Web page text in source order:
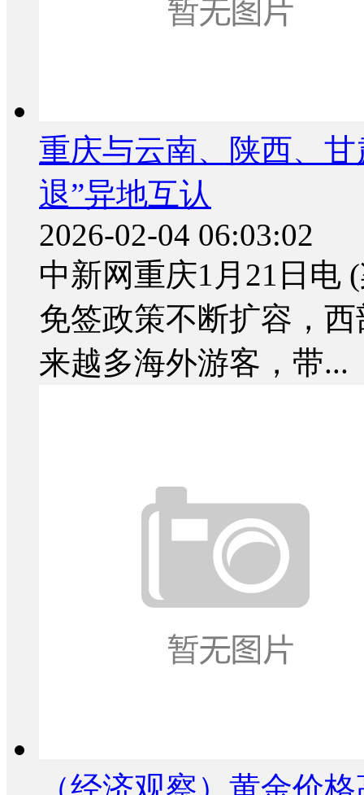
重庆与云南、陕西、
退”异地互认
2026-02-04 06:03:02
中新网重庆1月21日电
免签政策不断扩容，
来越多海外游客，带...
（经济观察）黄金价